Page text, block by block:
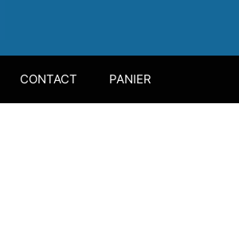
CONTACT PANIER